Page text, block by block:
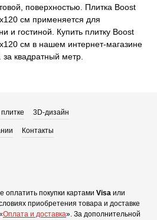
поверхностью. Плитка Boost
см применяется для
и гостиной. Купить плитку Boost
см в нашем интернет-магазине
квадратный метр.
3D-дизайн
Контакты
покупки картами Visa или
приобретения товара и доставке
Оплата и доставка». За дополнительной